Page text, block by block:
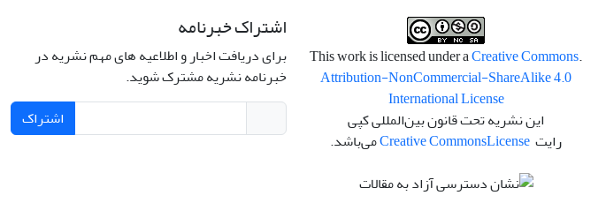
.This work is licensed under a
Creative Commons
Attribution-NonCommercial-ShareAlike 4.0
International License
این نشریه تحت قانون بین‌المللی کپی
رایت
Creative CommonsLicense می‌باشد.
اشتراک خبرنامه
برای دریافت اخبار و اطلاعیه های مهم نشریه در
خبرنامه نشریه مشترک شوید.
اشتراک